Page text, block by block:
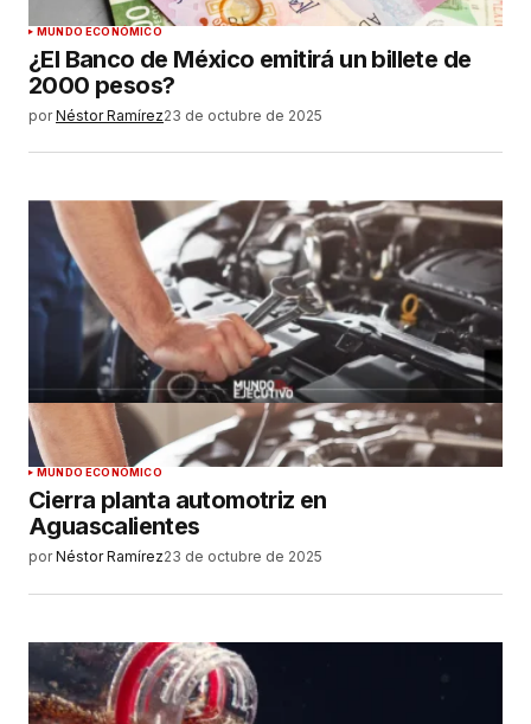
MUNDO ECONÓMICO
¿El Banco de México emitirá un billete de
2000 pesos?
por Néstor Ramírez23 de octubre de 2025
MUNDO ECONÓMICO
Cierra planta automotriz en
Aguascalientes
por Néstor Ramírez23 de octubre de 2025